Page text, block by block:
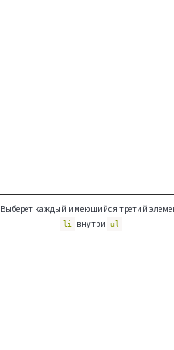
Выберет каждый имеющийся третий
li внутри ul